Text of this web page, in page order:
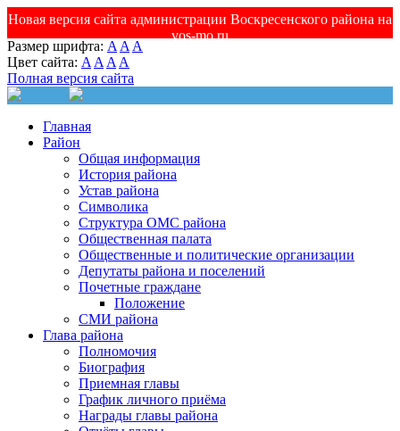
Новая версия сайта администрации Воскресенского района на
vos-mo.ru
Размер шрифта: A A A
Цвет сайта: A A A A
Полная версия сайта
Главная
Район
Общая информация
История района
Устав района
Символика
Структура ОМС района
Общественная палата
Общественные и политические организации
Депутаты района и поселений
Почетные граждане
Положение
СМИ района
Глава района
Полномочия
Биография
Приемная главы
График личного приёма
Награды главы района